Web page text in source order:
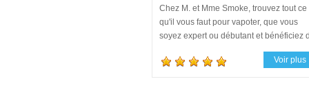
Chez M. et Mme Smoke, trouvez tout ce
qu'il vous faut pour vapoter, que vous
soyez expert ou débutant et bénéficiez
notre sérieux et de notre qualité.
Voir plus